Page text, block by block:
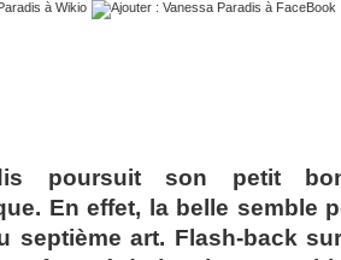
poursuit son petit
En effet, la belle semble
septième art. Flash-back